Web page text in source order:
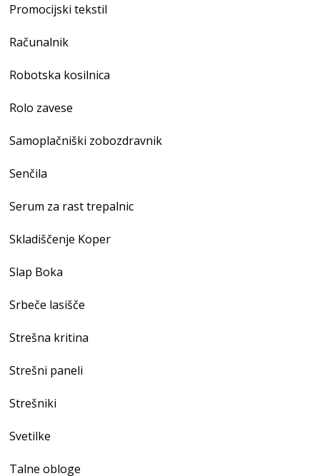
Promocijski tekstil
Računalnik
Robotska kosilnica
Rolo zavese
Samoplačniški zobozdravnik
Senčila
Serum za rast trepalnic
Skladiščenje Koper
Slap Boka
Srbeče lasišče
Strešna kritina
Strešni paneli
Strešniki
Svetilke
Talne obloge